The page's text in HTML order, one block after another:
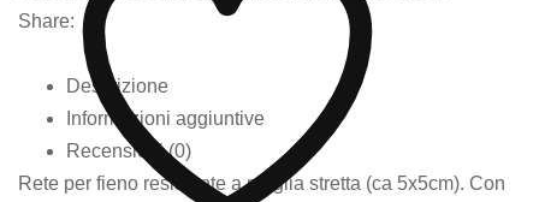
Share:
Descrizione
Informazioni aggiuntive
Recensioni (0)
Rete per fieno resistente a maglia stretta (ca 5x5cm). Con